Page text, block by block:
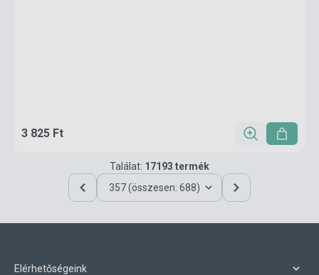
3 825 Ft
Találat: 17193 termék
357 (összesen: 688)
Elérhetőségeink